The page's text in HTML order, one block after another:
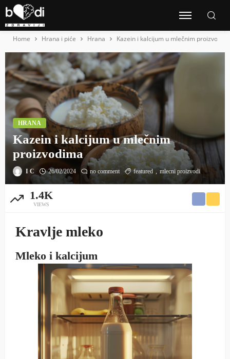
Home Hrana i piće Hrana Kazein i kalcijum u mlečnim
HRANA
Kazein i kalcijum u mlečnim
proizvodima
I C 26/02/2024 no comment featured mlecni proizvodi
1.4K
VIEWS
Kravlje mleko
Mleko i kalcijum